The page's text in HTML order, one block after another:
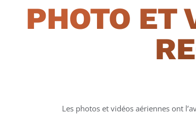
PHOTO ET
Les photos et vidéos aériennes ont